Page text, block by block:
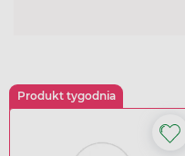
Produkt tygodnia